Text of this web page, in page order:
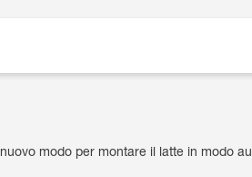
modo per montare il latte in modo